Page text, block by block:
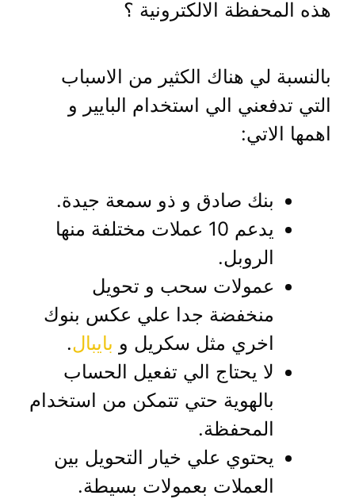
هذه المحفظة الالكترونية ؟
بالنسبة لي هناك الكثير من الاسباب
التي تدفعني الي استخدام البايير و
اهمها الاتي:
بنك صادق و ذو سمعة جيدة.
يدعم 10 عملات مختلفة منها
الروبل.
عمولات سحب و تحويل
منخفضة جدا علي عكس بنوك
اخري مثل سكريل و بايبال.
لا يحتاج الي تفعيل الحساب
بالهوية حتي تتمكن من استخدام
المحفظة.
يحتوي علي خيار التحويل بين
العملات بعمولات بسيطة.